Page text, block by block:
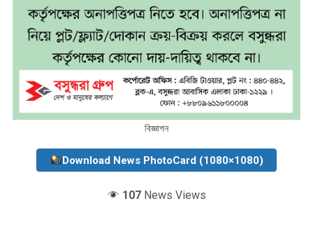
বিজ্ঞাপন
Download News PhotoCard (1080×1080)
107 News Views